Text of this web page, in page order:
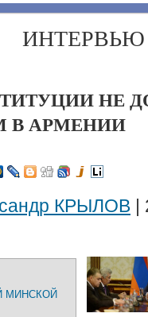
ИНТЕРВЬЮ
НЕ
В АРМЕНИИ
КРЫЛОВ |
МИНСКОЙ